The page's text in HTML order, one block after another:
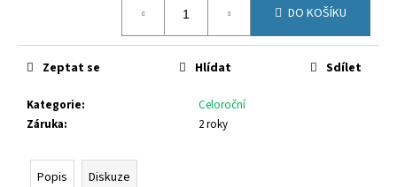
DO KOŠÍKU
Kategorie:
Celoroční
Záruka: 2 roky
Zeptat se Hlídat Sdílet
Popis Diskuze
9150
2295
770
Kč